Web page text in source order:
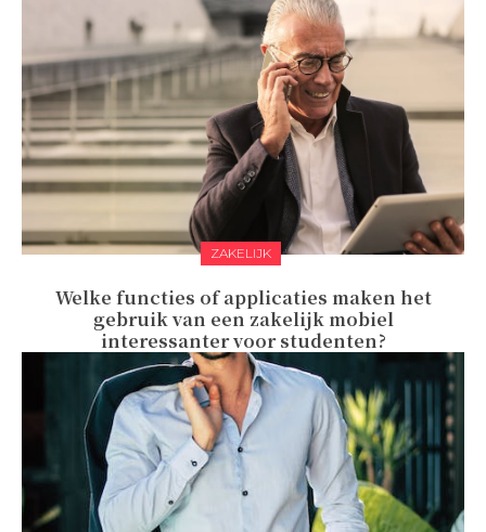
ZAKELIJK
Welke functies of applicaties maken het
gebruik van een zakelijk mobiel
interessanter voor studenten?